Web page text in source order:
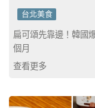
台北美食
扁可頌先靠邊！韓國
個月
查看更多